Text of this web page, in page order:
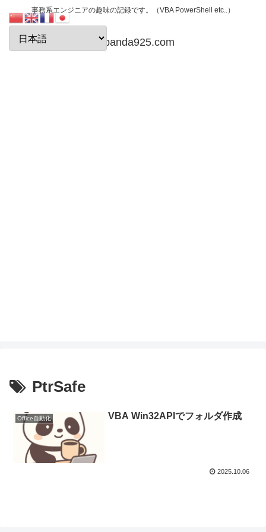
事務系エンジニアの趣味の記録です。（VBA PowerShell etc..）
papanda925.com
PtrSafe
Office自動化 VBA Win32APIでフォルダ作成
2025.10.06